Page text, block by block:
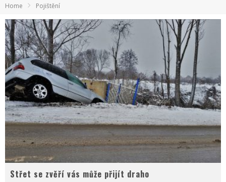
Home Pojištění
Střet se zvěří vás může přijít draho